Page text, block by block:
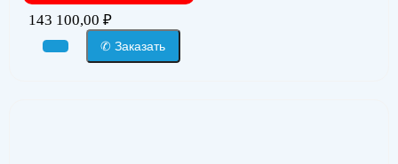
143 100,00 ₽
✆ Заказать